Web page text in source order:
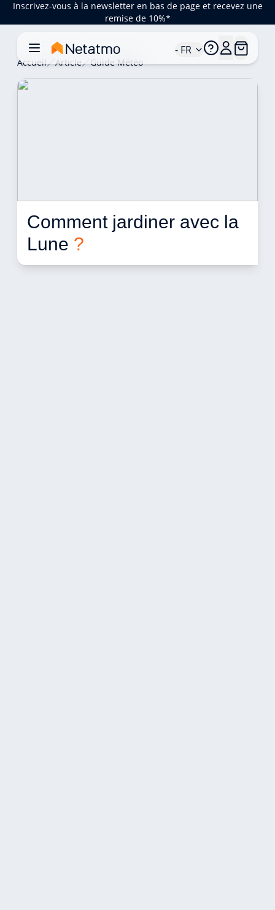
Inscrivez-vous à la newsletter en bas de page et recevez une
remise de 10%*
- FR
Accueil Article Guide Météo
Comment jardiner avec la
Lune ?